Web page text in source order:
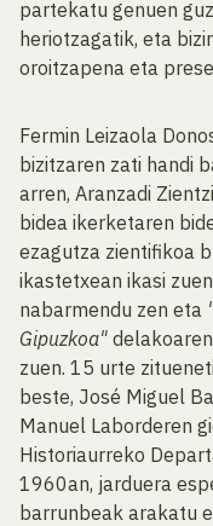
partekatu genuen
heriotzagatik, eta
oroitzapena eta
Fermin Leizaola
bizitzaren zati handi
arren, Aranzadi
bidea ikerketaren
ezagutza zientifikoa
ikastetxean ikasi
nabarmendu zen eta
Gipuzkoa"
zuen. 15 urte
beste, José Miguel
Manuel Laborderen
Historiaurreko
1960an, jarduera
barrunbeak arakatu